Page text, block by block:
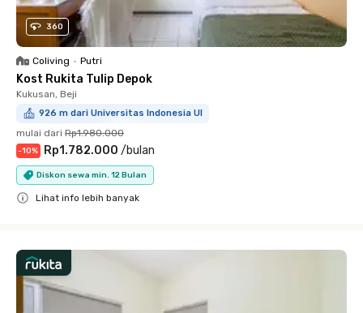
360
Coliving • Putri
Kost Rukita Tulip Depok
Kukusan, Beji
926 m dari Universitas Indonesia UI
mulai dari Rp1.980.000
-10% Rp1.782.000 /bulan
Diskon sewa min. 12 Bulan
Lihat info lebih banyak